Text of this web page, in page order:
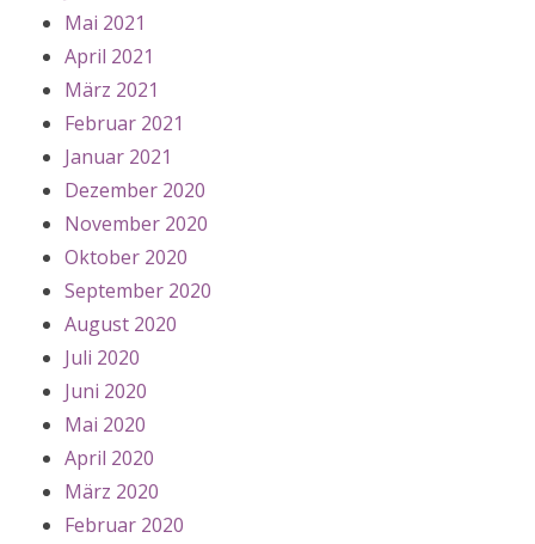
Mai 2021
April 2021
März 2021
Februar 2021
Januar 2021
Dezember 2020
November 2020
Oktober 2020
September 2020
August 2020
Juli 2020
Juni 2020
Mai 2020
April 2020
März 2020
Februar 2020